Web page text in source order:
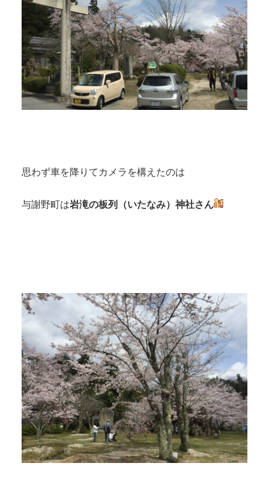
思わず車を降りてカメラを構えたのは
与謝野町は岩滝の板列（いたなみ）神社さん